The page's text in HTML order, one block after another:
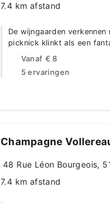
7.4 km afstand
De wijngaarden
picknick klinkt als een
Vanaf € 8
5 ervaringen
Champagne
48 Rue Léon Bourgeois,
7.4 km afstand